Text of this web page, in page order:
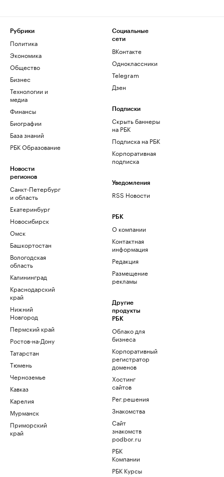
Рубрики
Политика
Экономика
Общество
Бизнес
Технологии и
медиа
Финансы
Биографии
База знаний
РБК Образование
Новости
регионов
Санкт-Петербург
и область
Екатеринбург
Новосибирск
Омск
Башкортостан
Вологодская
область
Калининград
Краснодарский
край
Нижний
Новгород
Пермский край
Ростов-на-Дону
Татарстан
Тюмень
Черноземье
Кавказ
Карелия
Мурманск
Приморский
край
Социальные
сети
ВКонтакте
Одноклассники
Telegram
Дзен
Подписки
Скрыть баннеры
на РБК
Подписка на РБК
Корпоративная
подписка
Уведомления
RSS Новости
РБК
О компании
Контактная
информация
Редакция
Размещение
рекламы
Другие
продукты
РБК
Облако для
бизнеса
Корпоративный
регистратор
доменов
Хостинг
сайтов
Рег.решения
Знакомства
Сайт
знакомств
podbor.ru
РБК
Компании
РБК Курсы